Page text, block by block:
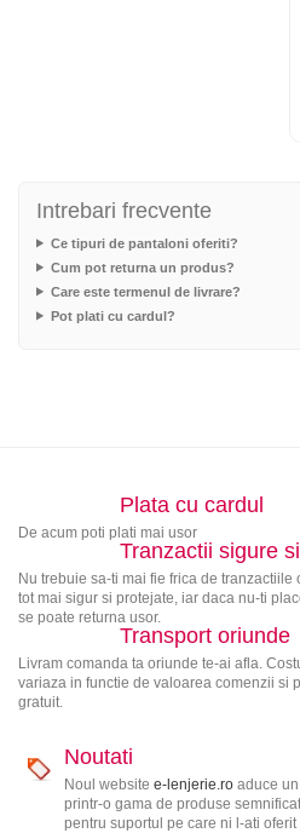
Intrebari frecvente
Ce tipuri de pantaloni oferiti?
Cum pot returna un produs?
Care este termenul de livrare?
Pot plati cu cardul?
Plata cu cardul
De acum poti plati mai usor
Tranzactii sigure
Nu trebuie sa-ti mai fie frica de tranzactiile
tot mai sigur si protejate, iar daca nu-ti
se poate returna usor.
Transport oriunde
Livram comanda ta oriunde te-ai afla.
variaza in functie de valoarea comenzii si
gratuit.
Noutati
Noul website e-lenjerie.roaduce un
printr-o gama de produse
pentru suportul pe care ni l-ati